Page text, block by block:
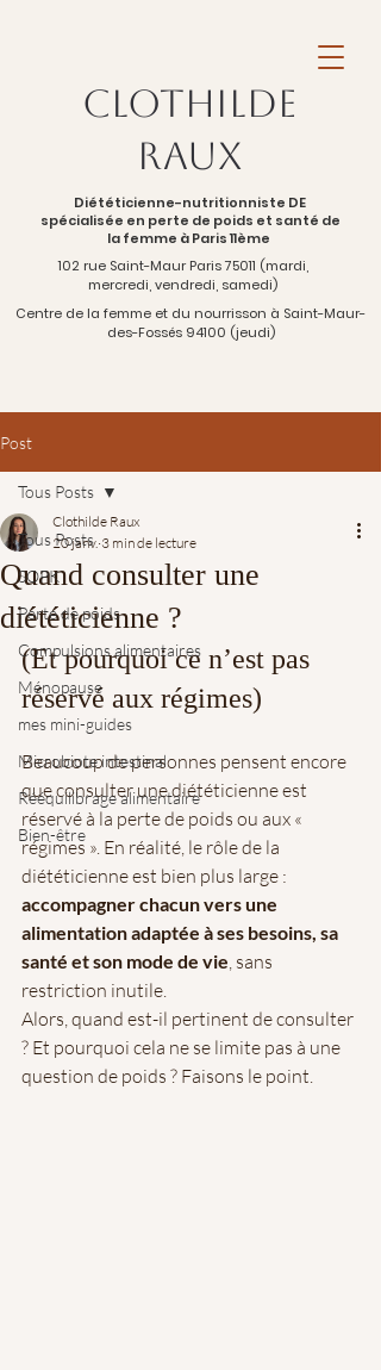
Clothilde
Raux
Diététicienne-nutritionniste DE
spécialisée en perte de poids et santé de
la femme à Paris 11ème
102 rue Saint-Maur Paris 75011 (mardi,
mercredi, vendredi, samedi)
Centre de la femme et du nourrisson à Saint-Maur-
des-Fossés 94100 (jeudi)
Post
Tous Posts
SOPK
Perte de poids
Compulsions alimentaires
Ménopause
mes mini-guides
Microbiote intestinal
Rééquilibrage alimentaire
Bien-être
Tous Posts
Quand consulter une
diététicienne ?
Clothilde Raux
20 janv. 3 min de lecture
(Et pourquoi ce n’est pas
réservé aux régimes)
Beaucoup de personnes pensent encore
que consulter une diététicienne est
réservé à la perte de poids ou aux «
régimes ». En réalité, le rôle de la
diététicienne est bien plus large :
accompagner chacun vers une
alimentation adaptée à ses besoins, sa
santé et son mode de vie, sans
restriction inutile.
Alors, quand est-il pertinent de consulter
? Et pourquoi cela ne se limite pas à une
question de poids ? Faisons le point.